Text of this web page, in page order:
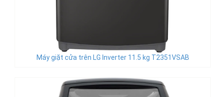
Máy giặt cửa trên LG Inverter 11.5 kg T2351VSAB